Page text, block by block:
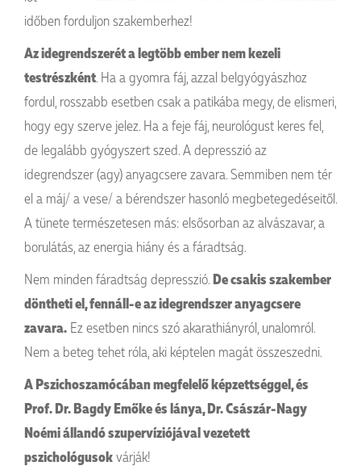
időben forduljon szakemberhez!
Az idegrendszerét a legtöbb ember nem kezeli
testrészként. Ha a gyomra fáj, azzal belgyógyászhoz
fordul, rosszabb esetben csak a patikába megy, de elismeri,
hogy egy szerve jelez. Ha a feje fáj, neurológust keres fel,
de legalább gyógyszert szed. A depresszió az
idegrendszer (agy) anyagcsere zavara. Semmiben nem tér
el a máj/ a vese/ a bérendszer hasonló megbetegedéseitől.
A tünete természetesen más: elsősorban az alvászavar, a
borulátás, az energia hiány és a fáradtság.
Nem minden fáradtság depresszió. De csakis szakember
döntheti el, fennáll-e az idegrendszer anyagcsere
zavara. Ez esetben nincs szó akarathiányról, unalomról.
Nem a beteg tehet róla, aki képtelen magát összeszedni.
A Pszichoszamócában megfelelő képzettséggel, és
Prof. Dr. Bagdy Emőke és lánya, Dr. Császár-Nagy
Noémi állandó szupervíziójával vezetett
pszichológusokvárják!